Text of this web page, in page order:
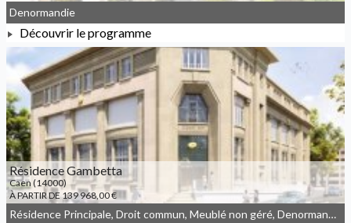
À PARTIR DE 119 900,00 €
Denormandie
Découvrir le programme
Résidence Gambetta
Caen (14000)
À PARTIR DE 139 968,00 €
Résidence Principale, Droit commun, Meublé non géré, Denormandie